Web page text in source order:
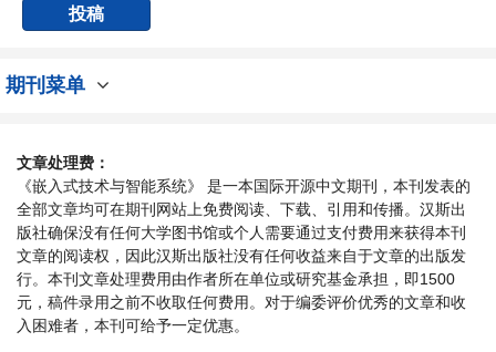
投稿
期刊菜单
文章处理费：
《嵌入式技术与智能系统》 是一本国际开源中文期刊，本刊发表的
全部文章均可在期刊网站上免费阅读、下载、引用和传播。汉斯出
版社确保没有任何大学图书馆或个人需要通过支付费用来获得本刊
文章的阅读权，因此汉斯出版社没有任何收益来自于文章的出版发
行。本刊文章处理费用由作者所在单位或研究基金承担，即1500
元，稿件录用之前不收取任何费用。对于编委评价优秀的文章和收
入困难者，本刊可给予一定优惠。